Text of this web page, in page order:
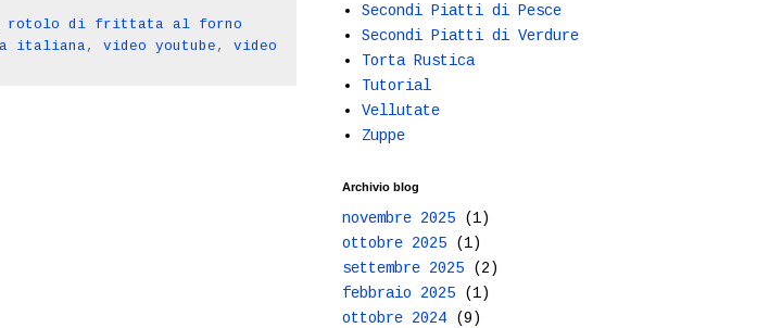
rotolo di frittata al forno
italiana , video youtube , video
Secondi Piatti di Pesce
Secondi Piatti di Verdure
Torta Rustica
Tutorial
Vellutate
Zuppe
Archivio blog
novembre 2025 (1)
ottobre 2025 (1)
settembre 2025 (2)
febbraio 2025 (1)
ottobre 2024 (9)